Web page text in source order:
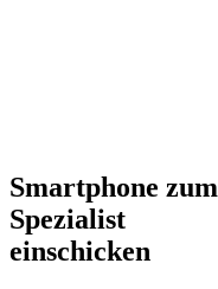
Smartphone zum
Spezialist
einschicken